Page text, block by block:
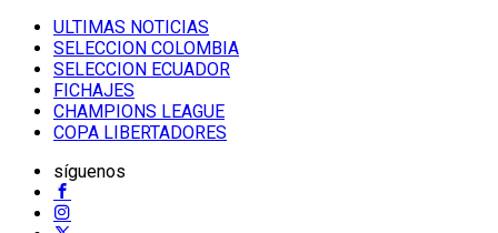
ULTIMAS NOTICIAS
SELECCION COLOMBIA
SELECCION ECUADOR
FICHAJES
CHAMPIONS LEAGUE
COPA LIBERTADORES
síguenos